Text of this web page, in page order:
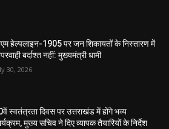
हेल्पलाइन-1905 पर जन शिकायतों के निस्तारण में
बर्दाश्त नहीं: मुख्यमंत्री धामी
30, 2026
स्वतंत्रता दिवस पर उत्तराखंड में होंगे भव्य
मुख्य सचिव ने दिए व्यापक तैयारियों के निर्देश